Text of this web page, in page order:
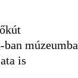
múzeumba
is